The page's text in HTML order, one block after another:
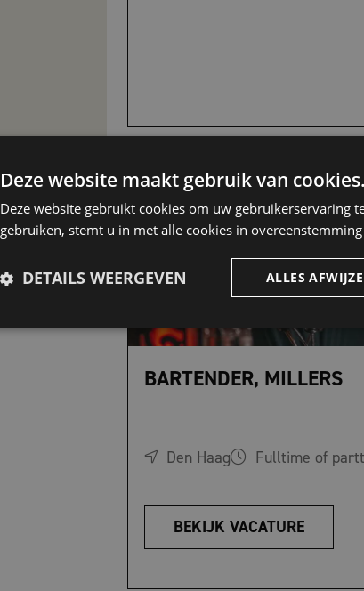
BARTENDER, MILLERS
Den Haag Fulltime of
BEKIJK VACATURE
Deze website maakt gebruik van cookies.
Deze website gebruikt cookies om uw gebruikerservaring
gebruiken, stemt u in met alle cookies in
ALLES
DETAILS WEERGEVEN